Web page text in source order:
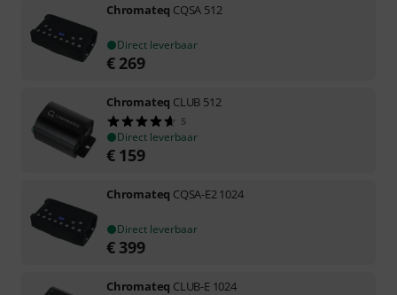
Chromateq CQSA 512
Direct leverbaar
€ 269
Chromateq CLUB 512
5
Direct leverbaar
€ 159
Chromateq CQSA-E2 1024
Direct leverbaar
€ 399
Chromateq CLUB-E 1024